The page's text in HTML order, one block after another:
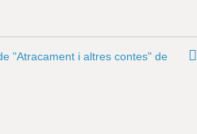
"Atracament i altres contes" de